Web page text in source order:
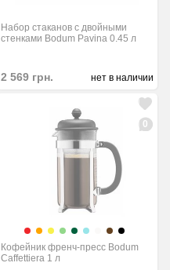
Набор стаканов с двойными
стенками Bodum Pavina 0.45 л
2 569 грн. нет в наличии
0
Кофейник френч-пресс Bodum
Caffettiera 1 л